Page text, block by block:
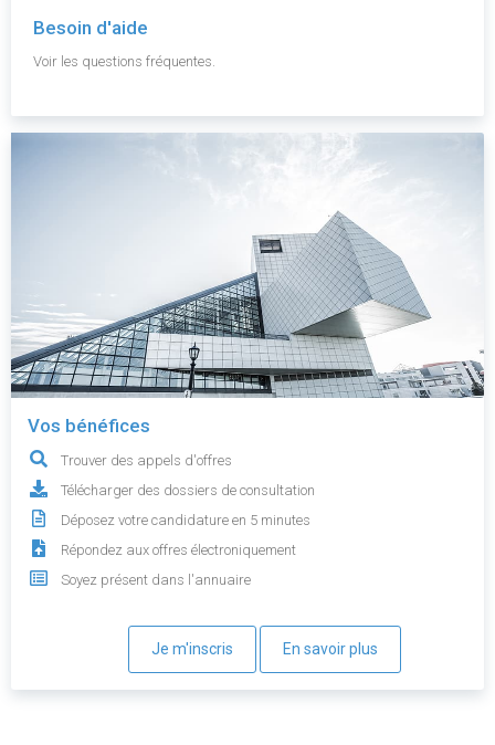
Besoin d'aide
Voir les questions fréquentes.
Vos bénéfices
Trouver des appels d'offres
Télécharger des dossiers de consultation
Déposez votre candidature en 5 minutes
Répondez aux offres électroniquement
Soyez présent dans l'annuaire
Je m'inscris En savoir plus